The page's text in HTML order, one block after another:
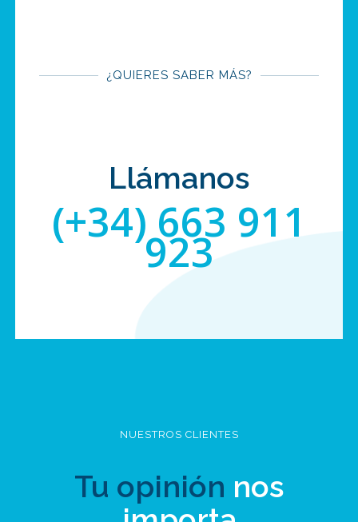
¿QUIERES SABER MÁS?
Llámanos
(+34) 663 911
923
NUESTROS CLIENTES
Tu opinión nos